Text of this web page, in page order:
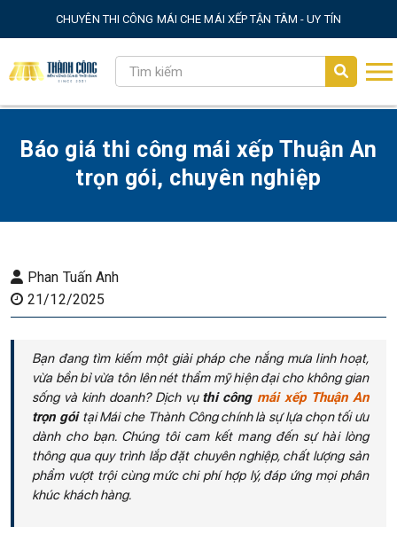
CHUYÊN THI CÔNG MÁI CHE MÁI XẾP TẬN TÂM - UY TÍN
Báo giá thi công mái xếp Thuận An
trọn gói, chuyên nghiệp
Phan Tuấn Anh
21/12/2025
Bạn đang tìm kiếm một giải pháp che nắng mưa linh hoạt,
vừa bền bỉ vừa tôn lên nét thẩm mỹ hiện đại cho không gian
sống và kinh doanh? Dịch vụ thi công mái xếp Thuận An
trọn gói tại Mái che Thành Công chính là sự lựa chọn tối ưu
dành cho bạn. Chúng tôi cam kết mang đến sự hài lòng
thông qua quy trình lắp đặt chuyên nghiệp, chất lượng sản
phẩm vượt trội cùng mức chi phí hợp lý, đáp ứng mọi phân
khúc khách hàng.